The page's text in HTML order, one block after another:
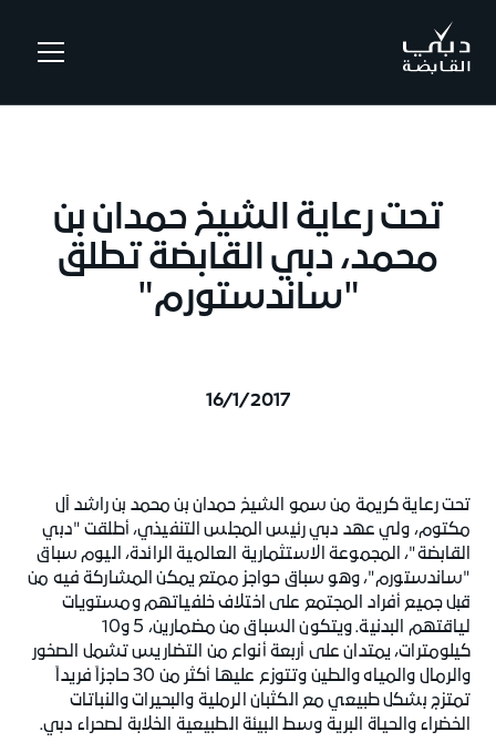
تحت رعاية الشيخ حمدان بن
محمد، دبي القابضة تطلق
"ساندستورم"
16/1/2017
تحت رعاية كريمة من سمو الشيخ حمدان بن محمد بن راشد آل
مكتوم، ولي عهد دبي رئيس المجلس التنفيذي، أطلقت "دبي
القابضة"، المجموعة الاستثمارية العالمية الرائدة، اليوم سباق
"ساندستورم"، وهو سباق حواجز ممتع يمكن المشاركة فيه من
قبل جميع أفراد المجتمع على اختلاف خلفياتهم ومستويات
لياقتهم البدنية. ويتكون السباق من مضمارين، 5 و10
كيلومترات، يمتدان على أربعة أنواع من التضاريس تشمل الصخور
والرمال والمياه والطين وتتوزع عليها أكثر من 30 حاجزاً فريداً
تمتزج بشكل طبيعي مع الكثبان الرملية والبحيرات والنباتات
الخضراء والحياة البرية وسط البيئة الطبيعية الخلابة لصحراء دبي.